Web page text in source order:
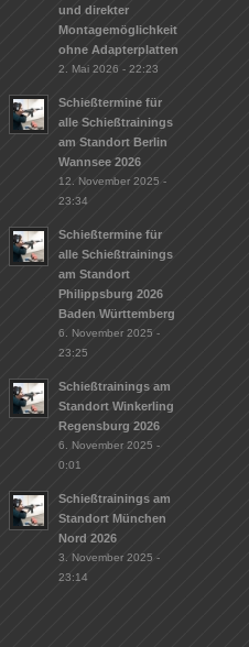
und direkter
Montagemöglichkeit
ohne Adapterplatten
2. Mai 2026 - 22:23
Schießtermine für
alle Schießtrainings
am Standort Berlin
Wannsee 2026
12. November 2025 -
23:34
Schießtermine für
alle Schießtrainings
am Standort
Philippsburg 2026
Baden Württemberg
6. November 2025 -
23:25
Schießtrainings am
Standort Winkerling
Regensburg 2026
6. November 2025 -
0:01
Schießtrainings am
Standort München
Nord 2026
3. November 2025 -
23:14